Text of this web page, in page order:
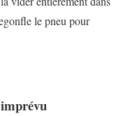
le pneu pour